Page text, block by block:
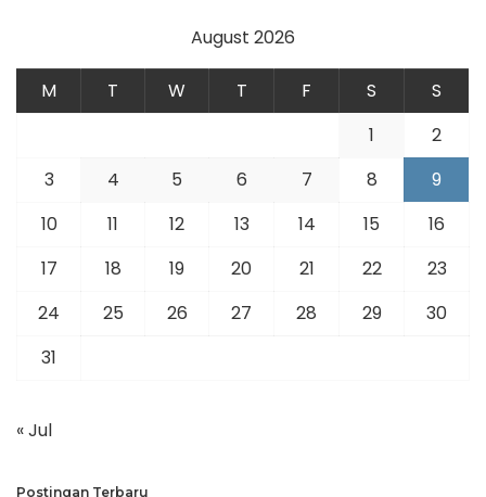
August 2026
M T W T F S
S
1
2
3
4 5 6 7 8
9
10
11 12 13 14 15
16
17
18 19 20 21 22
23
24
25 26 27 28 29
30
31
« Jul
Postingan Terbaru